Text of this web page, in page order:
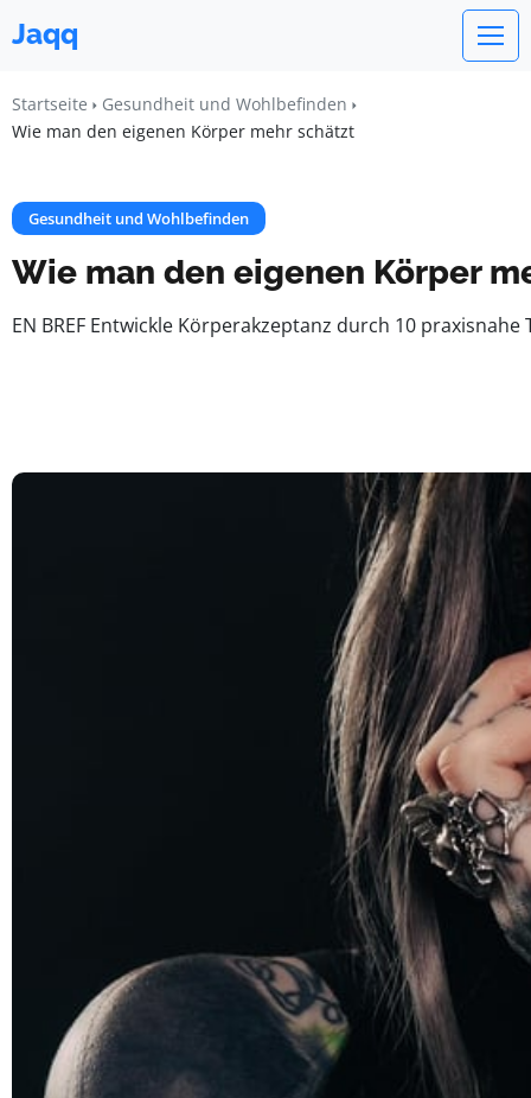
Jaqq
Startseite
Gesundheit und Wohlbefinden
Wie man den eigenen Körper mehr schätzt
Gesundheit und Wohlbefinden
Wie man den eigenen Körper
EN BREF Entwickle Körperakzeptanz durch 10